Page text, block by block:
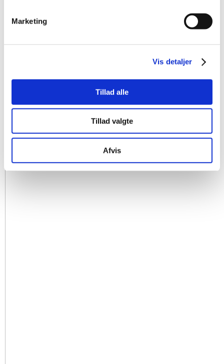
Marketing
Vis detaljer
Tillad alle
Tillad valgte
Afvis